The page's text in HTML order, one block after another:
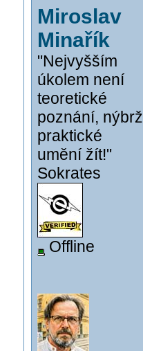
Miroslav
Minařík
"Nejvyšším
úkolem není
teoretické
poznání, nýbrž
praktické
umění žít!"
Sokrates
Offline